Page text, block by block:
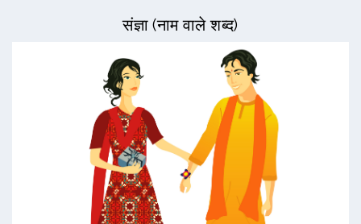
संज्ञा (नाम वाले शब्द)